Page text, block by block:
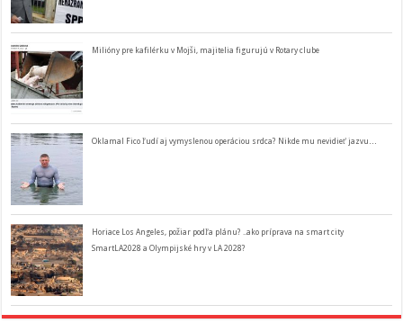
Milióny pre kafilérku v Mojši, majitelia figurujú v Rotary clube
Oklamal Fico ľudí aj vymyslenou operáciou srdca? Nikde mu nevidieť jazvu…
Horiace Los Angeles, požiar podľa plánu? ..ako príprava na smart city
SmartLA2028 a Olympijské hry v LA 2028?